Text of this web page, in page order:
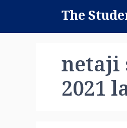
content
The
netaji
2021